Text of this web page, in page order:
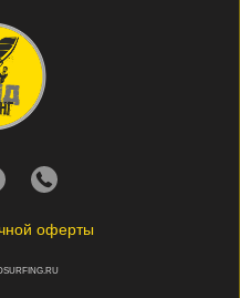
оферты